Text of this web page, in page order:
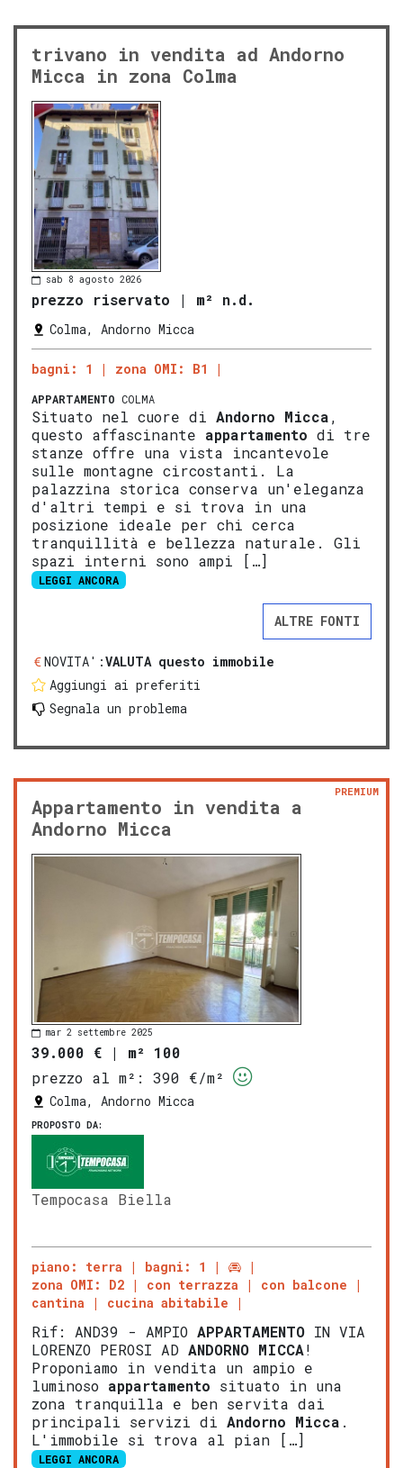
trivano in vendita ad Andorno
Micca in zona Colma
sab 8 agosto 2026
prezzo riservato | m² n.d.
Colma, Andorno Micca
bagni: 1 zona OMI: B1
APPARTAMENTO COLMA
Situato nel cuore di Andorno Micca,
questo affascinante appartamento di tre
stanze offre una vista incantevole
sulle montagne circostanti. La
palazzina storica conserva un'eleganza
d'altri tempi e si trova in una
posizione ideale per chi cerca
tranquillità e bellezza naturale. Gli
spazi interni sono ampi […]
LEGGI ANCORA
ALTRE FONTI
NOVITA':VALUTA questo immobile
Aggiungi ai preferiti
Segnala un problema
Appartamento in vendita a
Andorno Micca
PREMIUM
mar 2 settembre 2025
39.000 € | m² 100
prezzo al m²:
390 €/m²
Colma, Andorno Micca
PROPOSTO DA:
Tempocasa Biella
piano: terra
bagni: 1
zona OMI: D2
con terrazza
con balcone
cantina
cucina abitabile
Rif: AND39 - AMPIO APPARTAMENTO IN VIA
LORENZO PEROSI AD ANDORNO MICCA!
Proponiamo in vendita un ampio e
luminoso appartamento situato in una
zona tranquilla e ben servita dai
principali servizi di Andorno Micca .
L'immobile si trova al pian […]
LEGGI ANCORA